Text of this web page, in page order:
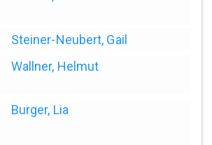
Steiner-Neubert, Gail
Wallner, Helmut
Burger, Lia